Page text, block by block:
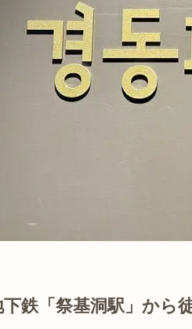
鉄「祭基洞駅」から